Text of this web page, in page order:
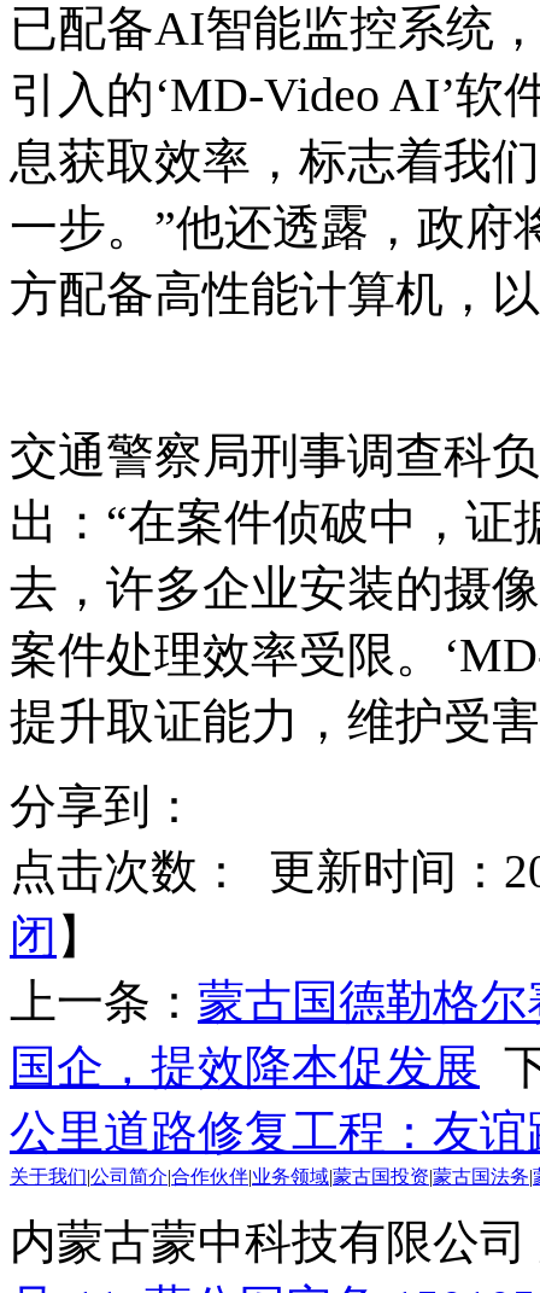
已配备AI智能监控系统
引入的‘MD-Video AI’
息获取效率，标志着我
一步。”他还透露，政府
方配备高性能计算机，
交通警察局刑事调查科
出： “在案件侦破中，证
去，许多企业安装的摄
案件处理效率受限。
提升取证能力，维护受
分享到：
点击次数：
更新时间：
闭 】
上一条： 蒙古国德勒格
国企，提效降本促发展
公里道路修复工程：友
关于我们 公司简介 合作伙伴 业务领域 蒙古国投资 蒙古国法务
内蒙古蒙中科技有限公